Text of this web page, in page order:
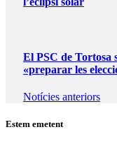
El PSC de Tortosa
«preparar les
Notícies anteriors
Estem emetent